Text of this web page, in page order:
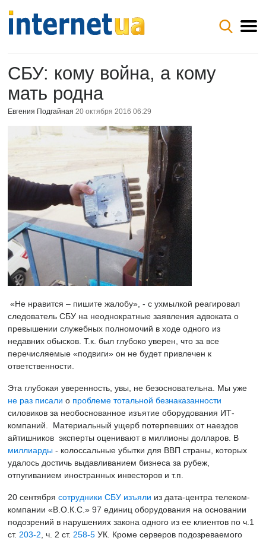
СБУ: кому война, а кому
мать родна
Евгения Подгайная 20 октября 2016 06:29
«Не нравится – пишите жалобу», - с ухмылкой реагировал
следователь СБУ на неоднократные заявления адвоката о
превышении служебных полномочий в ходе одного из
недавних обысков. Т.к. был глубоко уверен, что за все
перечисляемые «подвиги» он не будет привлечен к
ответственности.
Эта глубокая уверенность, увы, не безосновательна. Мы уже
не раз писали о проблеме тотальной безнаказанности
силовиков за необоснованное изъятие оборудования ИТ-
компаний. Материальный ущерб потерпевших от наездов
айтишников эксперты оценивают в миллионы долларов. В
миллиарды - колоссальные убытки для ВВП страны, которых
удалось достичь выдавливанием бизнеса за рубеж,
отпугиванием иностранных инвесторов и т.п.
20 сентября сотрудники СБУ изъяли из дата-центра телеком-
компании «В.О.К.С.» 97 единиц оборудования на основании
подозрений в нарушениях закона одного из ее клиентов по ч.1
ст. 203-2 , ч. 2 ст. 258-5 УК. Кроме серверов подозреваемого